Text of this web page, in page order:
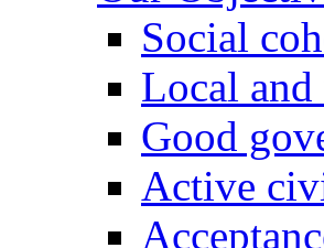
Social
Local
Good
Active